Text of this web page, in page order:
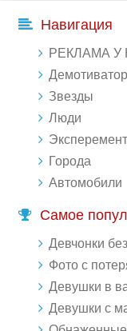
Навигация
РЕКЛАМА У
Звезды
Люди
Города
Автомобили
Самое
Девчонки
Фото с
Девушки в
Девушки с